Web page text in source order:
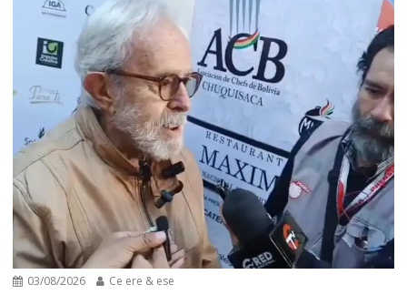
03/08/2026 Ce ere & ese